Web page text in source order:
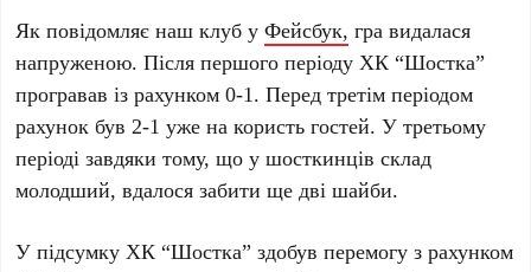
Як повідомляє наш клуб уФейсбук, гра видалася
напруженою. Після першого періоду ХК “Шостка”
програвав із рахунком 0-1. Перед третім періодом
рахунок був 2-1 уже на користь гостей. У третьому
періоді завдяки тому, що у шосткинців склад
молодший, вдалося забити ще дві шайби.
У підсумку ХК “Шостка” здобув перемогу з рахунком